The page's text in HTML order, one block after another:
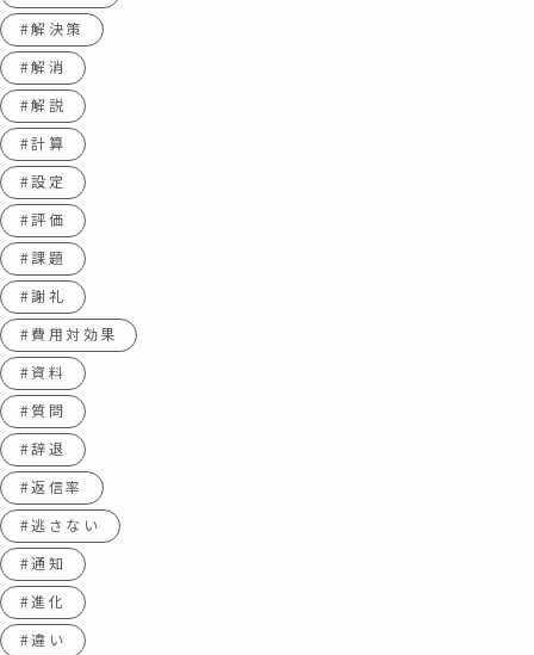
#解決策
#解消
#解説
#計算
#設定
#評価
#課題
#謝礼
#費用対効果
#資料
#質問
#辞退
#返信率
#逃さない
#通知
#進化
#違い